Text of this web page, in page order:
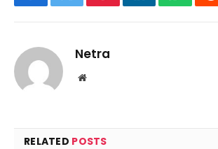
FacebookTwitterPinterestLinkedIn
Netra
Website
RELATED POSTS